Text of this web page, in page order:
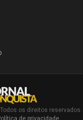
os direitos reservados.
de privacidade